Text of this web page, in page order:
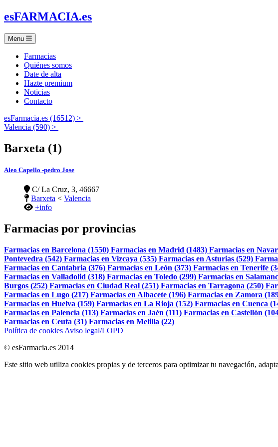
esFARMACIA.es
Menu
Farmacias
Quiénes somos
Date de alta
Hazte premium
Noticias
Contacto
esFarmacia.es (16512) >
Valencia (590) >
Barxeta (1)
Aleo Capello -pedro Jose
C/ La Cruz, 3, 46667
Barxeta < Valencia
+info
Farmacias por provincias
Farmacias en Barcelona (1550) Farmacias en Madrid (1483) Farmacias en
Pontevedra (542) Farmacias en Vizcaya (535) Farmacias en Asturias (529)
Farmacias en Cantabria (376) Farmacias en León (373) Farmacias en Tenerife
Farmacias en Valladolid (318) Farmacias en Toledo (299) Farmacias en
Burgos (252) Farmacias en Ciudad Real (251) Farmacias en Tarragona (250)
Farmacias en Lugo (217) Farmacias en Albacete (196) Farmacias en Zamora
Farmacias en Huelva (159) Farmacias en La Rioja (152) Farmacias en Cuenca
Farmacias en Palencia (113) Farmacias en Jaén (111) Farmacias en Castellón
Farmacias en Ceuta (31) Farmacias en Melilla (22)
Política de cookies Aviso legal/LOPD
© esFarmacia.es 2014
Este sitio web utiliza cookies propias y de terceros para optimizar tu navegación,